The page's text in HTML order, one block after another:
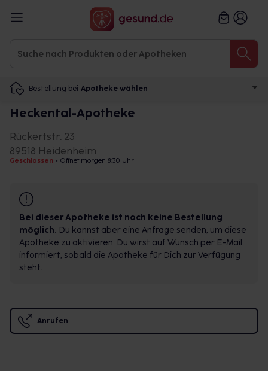
Bestellung bei Apotheke wählen
Heckental-Apotheke
Rückertstr. 23
89518 Heidenheim
Geschlossen • Öffnet morgen 8:30 Uhr
Bei dieser Apotheke ist noch keine Bestellung
möglich. Du kannst aber eine Anfrage senden, um diese
Apotheke zu aktivieren. Du wirst auf Wunsch per E-Mail
informiert, sobald die Apotheke für Dich zur Verfügung
steht.
Anrufen